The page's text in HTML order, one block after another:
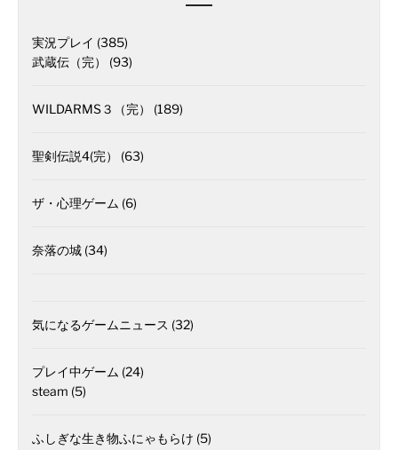
実況プレイ (385)
武蔵伝（完）
(93)
WILDARMS３（完） (189)
聖剣伝説4(完） (63)
ザ・心理ゲーム (6)
奈落の城 (34)
気になるゲームニュース (32)
プレイ中ゲーム (24)
steam (5)
ふしぎな生き物ふにゃもらけ (5)